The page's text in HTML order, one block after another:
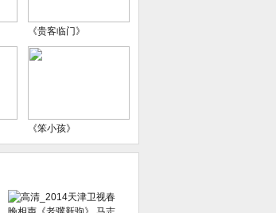
《贵客临门》
《笨小孩》